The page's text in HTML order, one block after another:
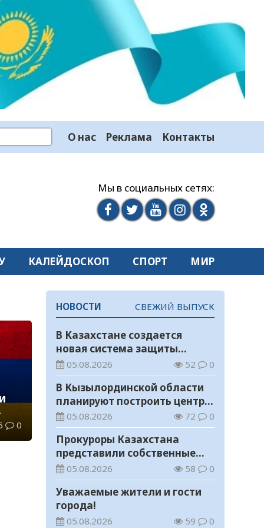
О нас Реклама Контакты
Мы в социальных сетях:
КАЛЕЙДОСКОП СПОРТ МИР
0
НОВОСТИ СВЕЖИЙ ВЫПУСК
В Казахстане создается
новая система защиты
средств ОСМС от
необоснованных выплат
05.08.2026 52 0
В Кызылординской области
планируют построить центр
цифровизации
05.08.2026 72 0
Прокуроры Казахстана
представили собственные
ИИ-разработки мировому
эксперту Кай-Фу Ли
05.08.2026 58 0
Уважаемые жители и гости
города!
05.08.2026 59 0